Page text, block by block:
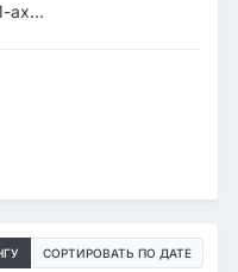
ах...
СОРТИРОВАТЬ ПО ДАТЕ